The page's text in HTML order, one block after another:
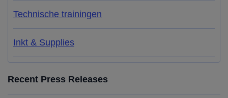
Technische trainingen
Inkt & Supplies
Recent Press Releases